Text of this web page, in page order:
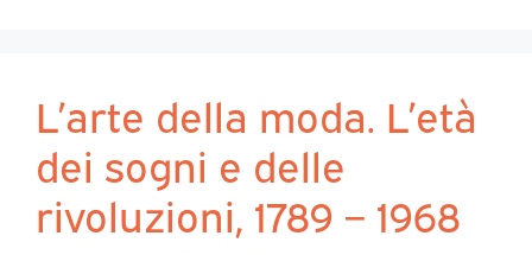
L’arte della moda. L’età
dei sogni e delle
rivoluzioni, 1789 – 1968